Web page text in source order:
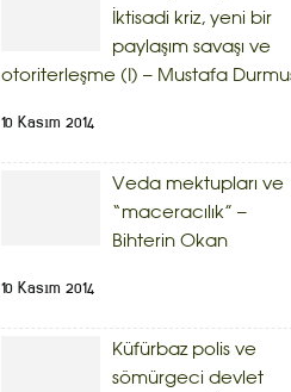
İktisadi kriz, yeni bir
paylaşım savaşı ve
otoriterleşme (I) – Mustafa
10 Kasım 2014
Veda mektupları ve
“maceracılık” –
Bihterin Okan
10 Kasım 2014
Küfürbaz polis ve
sömürgeci devlet